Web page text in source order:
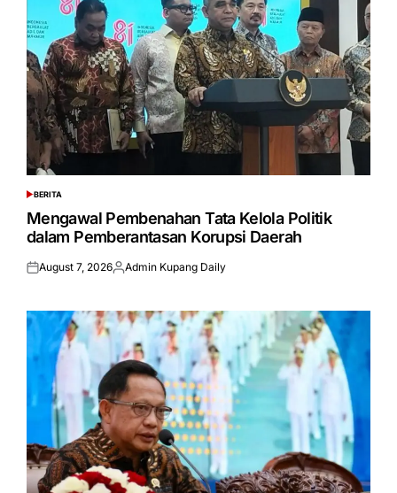
POSTED
IN
BERITA
Mengawal Pembenahan Tata Kelola Politik
dalam Pemberantasan Korupsi Daerah
Posted
August 7, 2026Posted
Admin Kupang Daily